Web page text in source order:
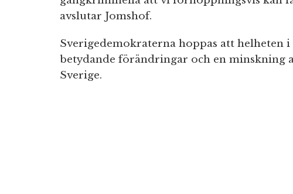
avslutar Jomshof.
Sverigedemokraterna hoppas att helheten
betydande förändringar och en minskning
Sverige.